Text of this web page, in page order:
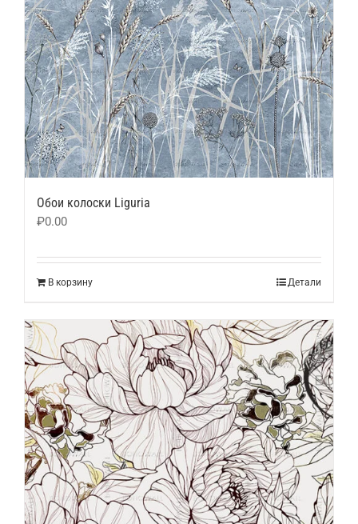
Обои колоски Liguria
₽0.00
В корзину Детали